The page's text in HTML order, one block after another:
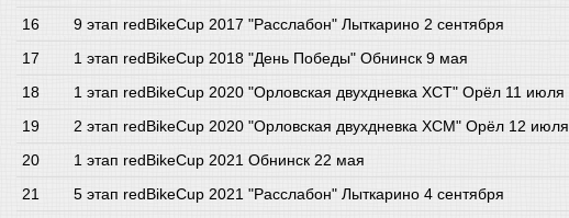
9 этап redBikeCup 2017 "Расслабон" Лыткарино 2 сентября
1 этап redBikeCup 2018 "День Победы" Обнинск 9 мая
1 этап redBikeCup 2020 "Орловская двухдневка XCT" Орёл 11 июля
2 этап redBikeCup 2020 "Орловская двухдневка XCM" Орёл 12 июля
1 этап redBikeCup 2021 Обнинск 22 мая
5 этап redBikeCup 2021 "Расслабон" Лыткарино 4 сентября